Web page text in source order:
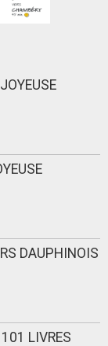
DAUPHINOIS
LIVRES